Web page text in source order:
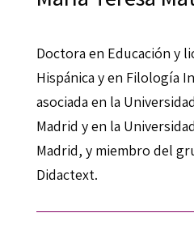
Doctora en Educación y
Hispánica y en Filología
asociada en la
Madrid y en la
Madrid, y miembro del
Didactext.